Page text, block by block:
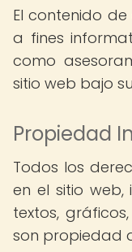
El contenido
a fines
como
sitio web bajo
Propiedad
Todos los
en el sitio web,
textos,
son propiedad